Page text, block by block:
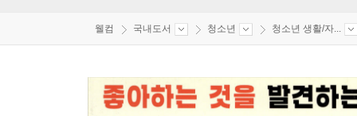
웰컴 국내도서 청소년 청소년 생활/자...